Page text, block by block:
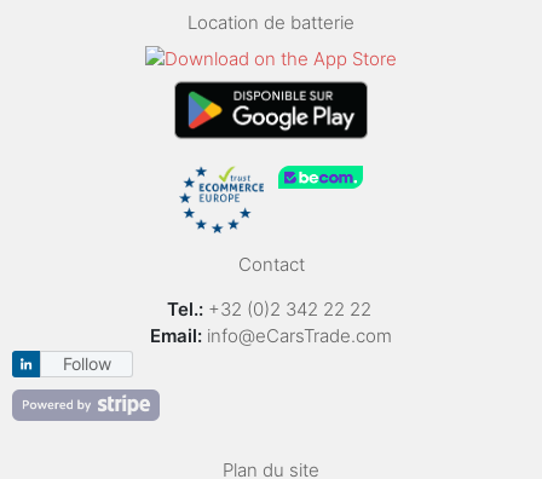
Location de batterie
Contact
Tel.: +32 (0)2 342 22 22
Email: info@eCarsTrade.com
Follow
Plan du site